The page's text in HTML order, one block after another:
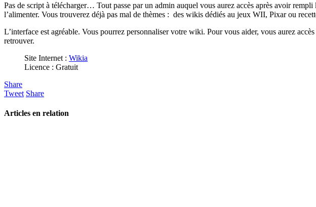
Pas de script à télécharger… Tout passe par un admin auquel vous aurez accès après avoir
l’alimenter. Vous trouverez déjà pas mal de thèmes : des wikis dédiés au jeux WII, Pixar ou
L’interface est agréable. Vous pourrez personnaliser votre wiki. Pour vous aider, vous aurez
retrouver.
Site Internet : Wikia
Licence : Gratuit
Share
Tweet Share
Articles en relation